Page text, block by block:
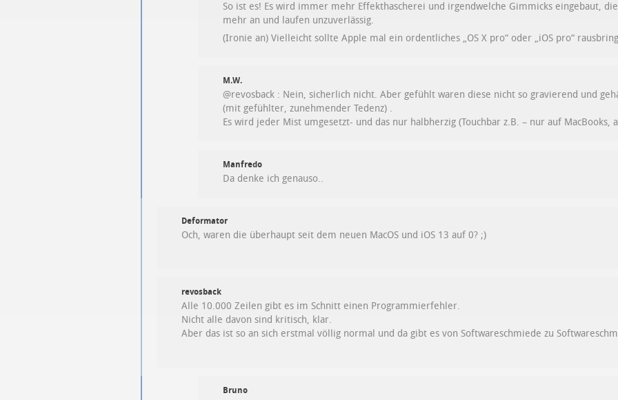
So ist es! Es wird immer mehr Effekthascherei und irgendwelche Gimmicks eingebaut,
mehr an und laufen unzuverlässig.
(Ironie an) Vielleicht sollte Apple mal ein ordentliches „OS X pro“ oder „iOS pro“
M.W.
@revosback : Nein, sicherlich nicht. Aber gefühlt waren diese nicht so gravierend und
(mit gefühlter, zunehmender Tedenz) .
Es wird jeder Mist umgesetzt- und das nur halbherzig (Touchbar z.B. – nur auf MacBooks,
Manfredo
Da denke ich genauso..
Deformator
Och, waren die überhaupt seit dem neuen MacOS und iOS 13 auf 0? ;)
revosback
Alle 10.000 Zeilen gibt es im Schnitt einen Programmierfehler.
Nicht alle davon sind kritisch, klar.
Aber das ist so an sich erstmal völlig normal und da gibt es von Softwareschmiede zu
Bruno